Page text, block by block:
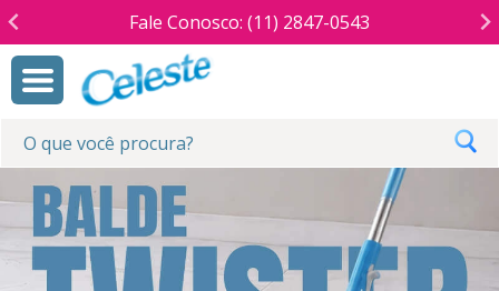
Fale Conosco: (11) 2847-0543